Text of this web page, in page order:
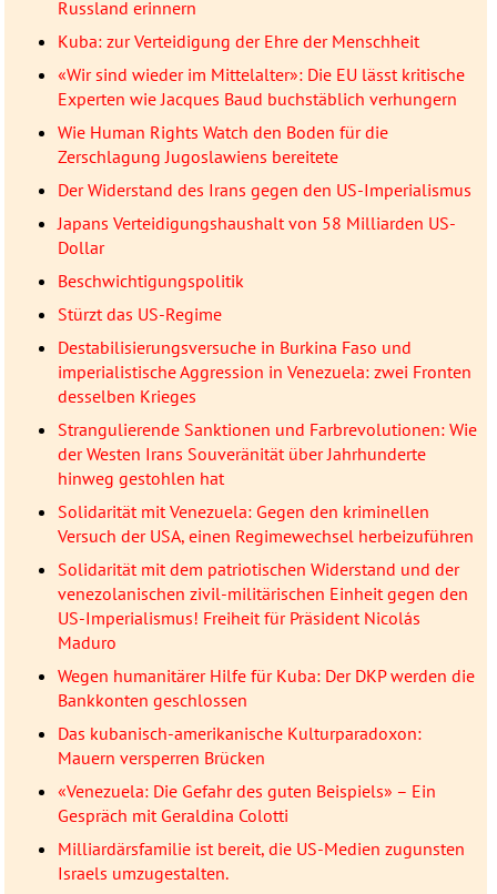
Russland erinnern
Kuba: zur Verteidigung der Ehre der Menschheit
«Wir sind wieder im Mittelalter»: Die EU lässt kritische
Experten wie Jacques Baud buchstäblich verhungern
Wie Human Rights Watch den Boden für die
Zerschlagung Jugoslawiens bereitete
Der Widerstand des Irans gegen den US-Imperialismus
Japans Verteidigungshaushalt von 58 Milliarden US-
Dollar
Beschwichtigungspolitik
Stürzt das US-Regime
Destabilisierungsversuche in Burkina Faso und
imperialistische Aggression in Venezuela: zwei Fronten
desselben Krieges
Strangulierende Sanktionen und Farbrevolutionen: Wie
der Westen Irans Souveränität über Jahrhunderte
hinweg gestohlen hat
Solidarität mit Venezuela: Gegen den kriminellen
Versuch der USA, einen Regimewechsel herbeizuführen
Solidarität mit dem patriotischen Widerstand und der
venezolanischen zivil-militärischen Einheit gegen den
US-Imperialismus! Freiheit für Präsident Nicolás
Maduro
Wegen humanitärer Hilfe für Kuba: Der DKP werden die
Bankkonten geschlossen
Das kubanisch-amerikanische Kulturparadoxon:
Mauern versperren Brücken
«Venezuela: Die Gefahr des guten Beispiels» – Ein
Gespräch mit Geraldina Colotti
Milliardärsfamilie ist bereit, die US-Medien zugunsten
Israels umzugestalten.